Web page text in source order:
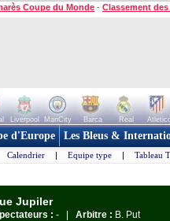
Coupe du Monde - Classement
Liverpool ManCity Barca Real
d'Europe Les Bleus &
Calendrier | Equipe type | Tableau
Jupiler
: - | Arbitre : B. Put